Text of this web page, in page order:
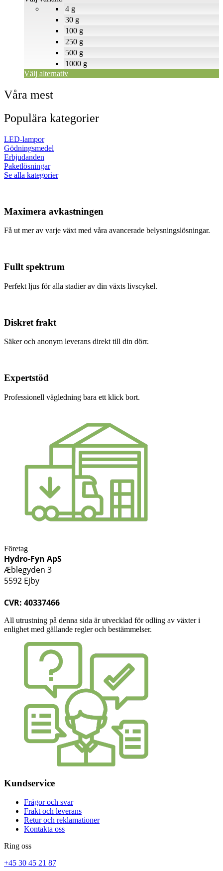
4 g
30 g
100 g
250 g
500 g
1000 g
Välj alternativ
Våra mest
Populära kategorier
LED-lampor
Gödningsmedel
Erbjudanden
Paketlösningar
Se alla kategorier
Maximera avkastningen
Få ut mer av varje växt med våra avancerade belysningslösningar.
Fullt spektrum
Perfekt ljus för alla stadier av din växts livscykel.
Diskret frakt
Säker och anonym leverans direkt till din dörr.
Expertstöd
Professionell vägledning bara ett klick bort.
Företag
Hydro-Fyn ApS
Æblegyden 3
5592 Ejby
CVR: 40337466
All utrustning på denna sida är utvecklad för odling av växter i
enlighet med gällande regler och bestämmelser.
Kundservice
Frågor och svar
Frakt och leverans
Retur och reklamationer
Kontakta oss
Ring oss
+45 30 45 21 87